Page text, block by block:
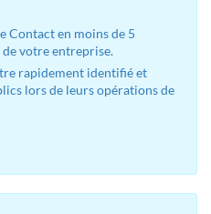
Contact en moins de 5
votre entreprise.
rapidement identifié et
lors de leurs opérations de